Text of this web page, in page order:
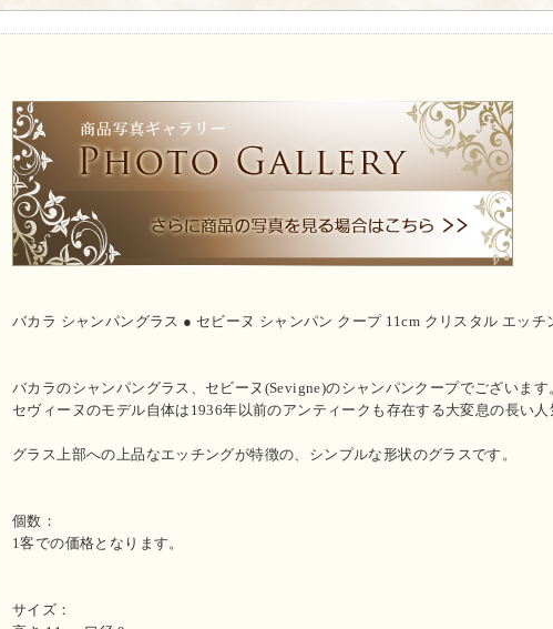
バカラ シャンパングラス ● セビーヌ シャンパン クープ 11cm クリスタル エッチ
バカラのシャンパングラス、セビーヌ(Sevigne)のシャンパンクープでございます
セヴィーヌのモデル自体は1936年以前のアンティークも存在する大変息の長い人
グラス上部への上品なエッチングが特徴の、シンプルな形状のグラスです。
個数：
1客での価格となります。
サイズ：